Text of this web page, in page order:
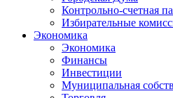
Контрольно-счетная
Избирательные
Экономика
Экономика
Финансы
Инвестиции
Муниципальная